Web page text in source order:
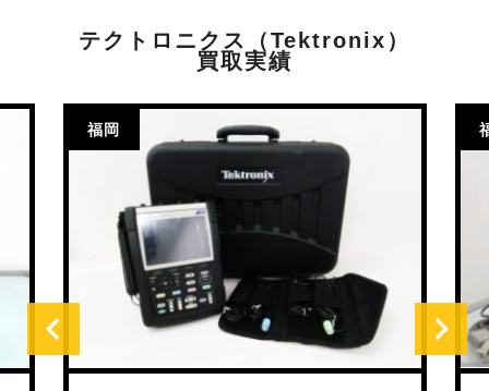
テクトロニクス（Tektronix）
買取実績
福岡